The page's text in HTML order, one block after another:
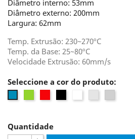
Diâmetro interno: 53mm
Diâmetro externo: 200mm
Largura: 62mm
Temp. Extrusão: 230~270ºC
Temp. da Base: 25~80ºC
Velocidade Extrusão: 60mm/s
Seleccione a cor do produto:
Quantidade